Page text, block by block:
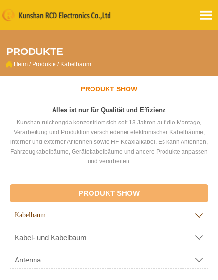

PRODUKTE
 Heim / Produkte / Kabelbaum
PRODUKT SHOW
Alles ist nur für Qualität und Effizienz
Kunshan ruichengda konzentriert sich seit 13 Jahren auf die Montage,
Verarbeitung und Produktion verschiedener elektronischer Kabelbäume,
interner und externer Antennen sowie HF-Koaxialkabel. Es kann Antennen,
Fahrzeugkabelbäume, Gerätekabelbäume und andere Produkte anpassen
und verarbeiten.
PRODUKT SHOW
Kabelbaum 
Kabel- und Kabelbaum 
Antenna 